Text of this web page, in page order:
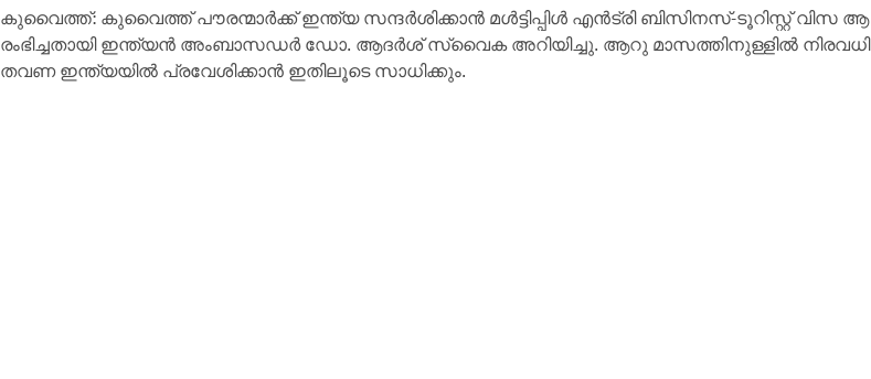
കു​വൈ​ത്ത്: കു​വൈ​ത്ത് പൗ​ര​ന്മാ​ർ​ക്ക് ഇ​ന്ത്യ സ​ന്ദ​ർ​ശി​ക്കാ​ൻ മ​ൾ​ട്ടി​പ്പി​ൾ എ​ൻ​ട്രി ബി​സി​ന​സ്-​ടൂ​റി​സ്റ്റ് വി​സ ആ​
രം​ഭി​ച്ച​താ​യി ഇ​ന്ത്യ​ൻ അം​ബാ​സ​ഡ​ർ ഡോ. ​ആ​ദ​ർശ് സ്വൈ​ക അ​റി​യി​ച്ചു. ആ​റു മാ​സ​ത്തി​നു​ള്ളി​ൽ നി​ര​വ​ധി
ത​വ​ണ ഇ​ന്ത്യ​യി​ൽ പ്ര​വേ​ശി​ക്കാൻ ഇതിലൂടെ സാധിക്കും.